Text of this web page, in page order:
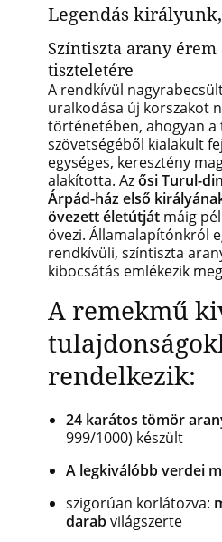
Legendás
Színtiszta arany
tiszteletére
A rendkívül
uralkodása új korszakot
történetében, ahogyan a
szövetségéből kialakult
egységes, keresztény
alakította. Azősi Turul-
Árpád-ház első
övezett életútját máig
övezi. Államalapítónkról
rendkívüli, színtiszta
kibocsátás emlékezik
A remekmű
rendelkezik:
24 karátos tömör
999/1000) készült
A legkiválóbb verdei
szigorúan korlátozva:
darabvilágszerte